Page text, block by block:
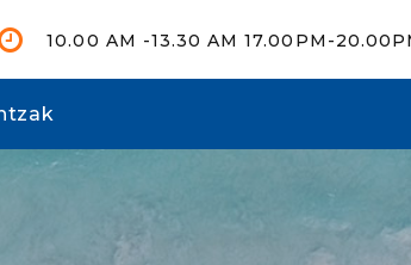
10.00 AM -13.30 AM 17.00PM-